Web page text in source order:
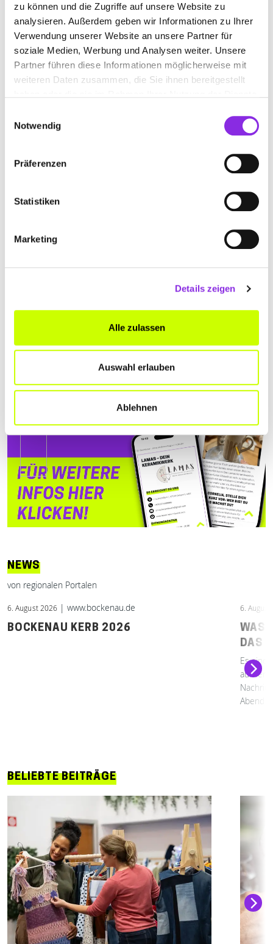
zu können und die Zugriffe auf unsere Website zu
analysieren. Außerdem geben wir Informationen zu Ihrer
Verwendung unserer Website an unsere Partner für
soziale Medien, Werbung und Analysen weiter. Unsere
Partner führen diese Informationen möglicherweise mit
weiteren Daten zusammen, die Sie ihnen bereitgestellt
Notwendig
Präferenzen
Statistiken
Marketing
Details zeigen
Alle zulassen
Auswahl erlauben
Ablehnen
Sohren ist Ihr einfühlsames
Abschiedsmomente respektvoll
Die Neue Apotheke –
Unsere Apotheke hat diese
Anmessen (Bandagen,
Kompressionsstrümpfe),
(Inkontinenzversorgung,
Dekubitusprophylaxe,
NEWS
von regionalen Portalen
6. August 2026 | www.bockenau.de
BOCKENAU KERB 2026
6.
DAS
Es sind
Abend
BELIEBTE BEITRÄGE